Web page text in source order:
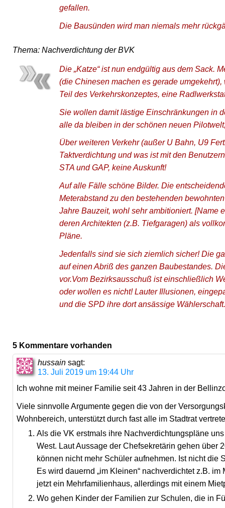
gefallen.
Die Bausünden wird man niemals mehr
Thema: Nachverdichtung der BVK
Die „Katze“ ist nun endgültig aus dem Sack.
(die Chinesen machen es gerade
Teil des Verkehrskonzeptes, eine
Sie wollen damit lästige Einschränkungen in
alle da bleiben in der schönen neuen
Über weiteren Verkehr (außer U Bahn, U9
Taktverdichtung und was ist mit den
STA und GAP, keine Auskunft!
Auf alle Fälle schöne Bilder. Die
Meterabstand zu den bestehenden
Jahre Bauzeit, wohl sehr ambitioniert. [Name
deren Architekten (z.B. Tiefgaragen) als
Pläne.
Jedenfalls sind sie sich ziemlich sicher! Die
auf einen Abriß des ganzen Baubestandes.
vor.Vom Bezirksausschuß ist einschließlich
oder wollen es nicht! Lauter Illusionen,
und die SPD ihre dort ansässige
5 Kommentare vorhanden
hussain sagt:
13. Juli 2019 um 19:44 Uhr
Ich wohne mit meiner Familie seit 43 Jahren in der
Viele sinnvolle Argumente gegen die von der
Wohnbereich, unterstützt durch fast alle im Stadtrat
Als die VK erstmals ihre Nachverdichtungspläne
West. Laut Aussage der Chefsekretärin gehen über
können nicht mehr Schüler aufnehmen. Ist nicht
Es wird dauernd „im Kleinen“ nachverdichtet z.B.
jetzt ein Mehrfamilienhaus, allerdings mit einem
Wo gehen Kinder der Familien zur Schulen, die in